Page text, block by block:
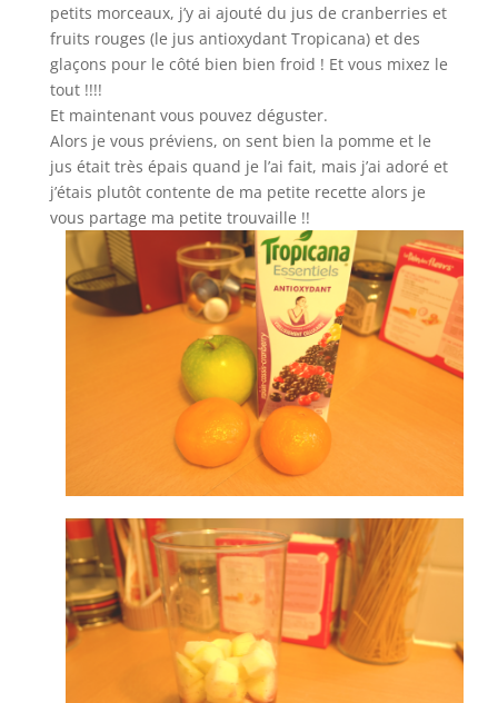
petits morceaux, j’y ai ajouté du jus de cranberries et
fruits rouges (le jus antioxydant Tropicana) et des
glaçons pour le côté bien bien froid ! Et vous mixez le
tout !!!!
Et maintenant vous pouvez déguster.
Alors je vous préviens, on sent bien la pomme et le
jus était très épais quand je l’ai fait, mais j’ai adoré et
j’étais plutôt contente de ma petite recette alors je
vous partage ma petite trouvaille !!